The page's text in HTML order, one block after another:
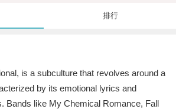
排行
is a subculture that revolves around a
by its emotional lyrics and
Bands like My Chemical Romance, Fall